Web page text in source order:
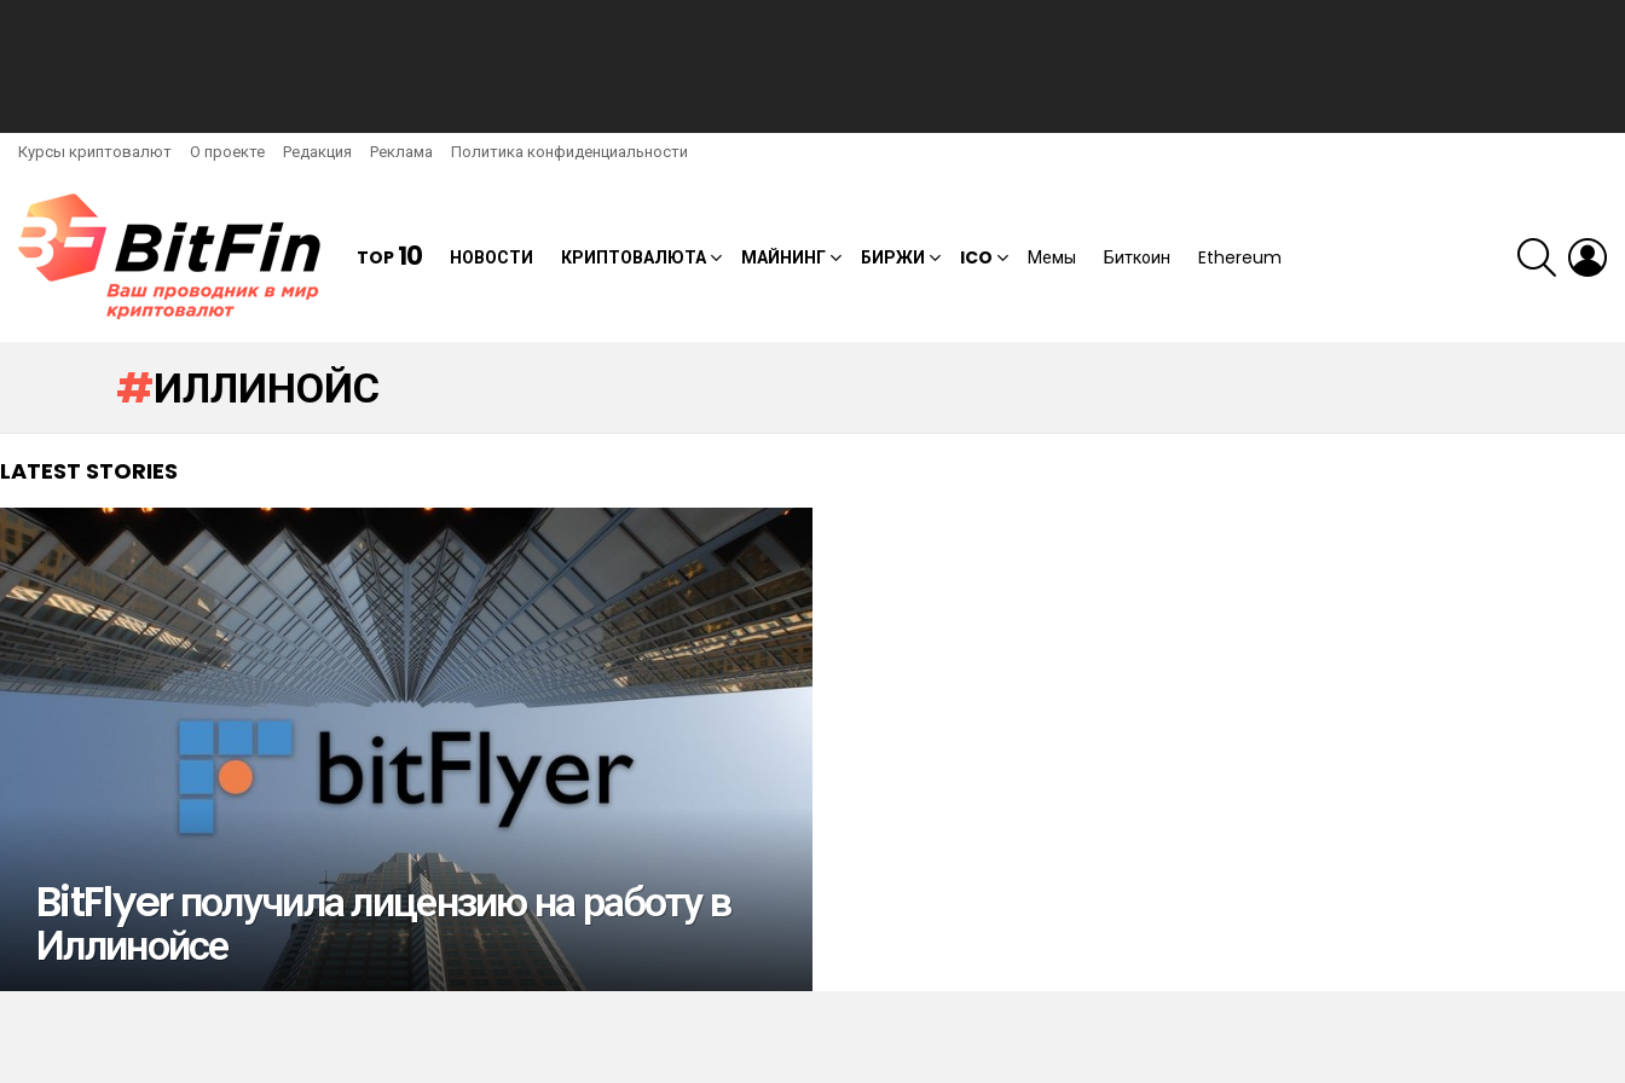
Курсы криптовалют О проекте Редакция Реклама Политика конфиденциальности
TOP 10 НОВОСТИ КРИПТОВАЛЮТА МАЙНИНГ БИРЖИ ICO Мемы Биткоин Ethereum
SEARCH
ИЛЛИНОЙС
LATEST STORIES
BitFlyer получила лицензию на работу в
Иллинойсе